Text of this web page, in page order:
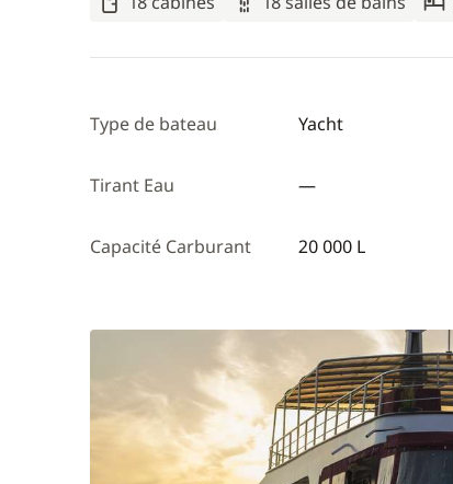
Type de bateau Yacht
Tirant Eau —
Capacité Carburant 20 000 L